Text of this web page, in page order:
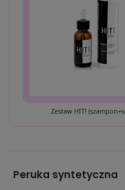
Zestaw HIT!
Peruka syntetyczna